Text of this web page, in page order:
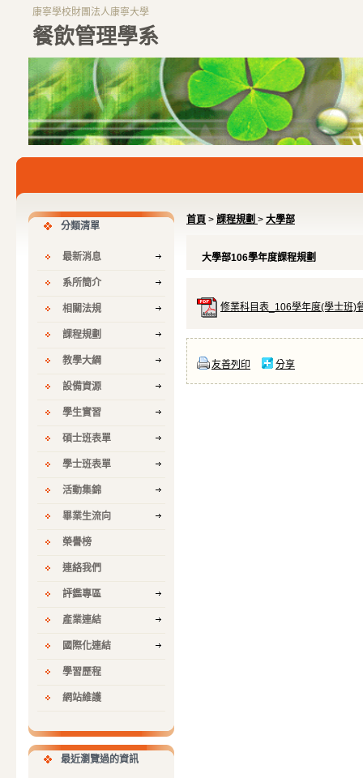
餐飲管理學系
康寧學校財團法人康寧大學
分類清單
最新消息
系所簡介
相關法規
課程規劃
教學大綱
設備資源
學生實習
碩士班表單
學士班表單
活動集錦
畢業生流向
榮譽榜
連絡我們
評鑑專區
產業連結
國際化連結
學習歷程
網站維護
最近瀏覽過的資訊
首頁 > 課程規劃 > 大學部
大學部106學年度課程規劃
修業科目表_106學年度(學士班)
友善列印 分享